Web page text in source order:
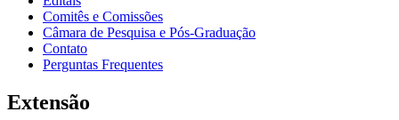
Comitês e Comissões
Câmara de Pesquisa e Pós-Graduação
Contato
Perguntas Frequentes
Extensão